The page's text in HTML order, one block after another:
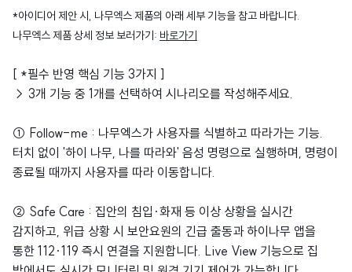
*아이디어 제안 시, 나무엑스 제품의 아래 세부 기능을 참고 바랍니다.
나무엑스 제품 상세 정보 보러가기: 바로가기
[ *필수 반영 핵심 기능 3가지 ]
→ 3개 기능 중 1개를 선택하여 시나리오를 작성해주세요.
① Follow-me : 나무엑스가 사용자를 식별하고 따라가는 기능.
터치 없이 '하이 나무, 나를 따라와' 음성 명령으로 실행하며, 명령이
종료될 때까지 사용자를 따라 이동합니다.
② Safe Care : 집안의 침입·화재 등 이상 상황을 실시간
감지하고, 위급 상황 시 보안요원의 긴급 출동과 하이나무 앱을
통한 112·119 즉시 연결을 지원합니다. Live View 기능으로 집